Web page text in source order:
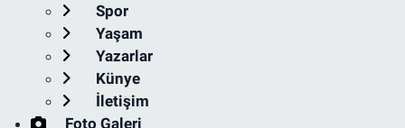
Spor
Yaşam
Yazarlar
Künye
İletişim
Foto Galeri